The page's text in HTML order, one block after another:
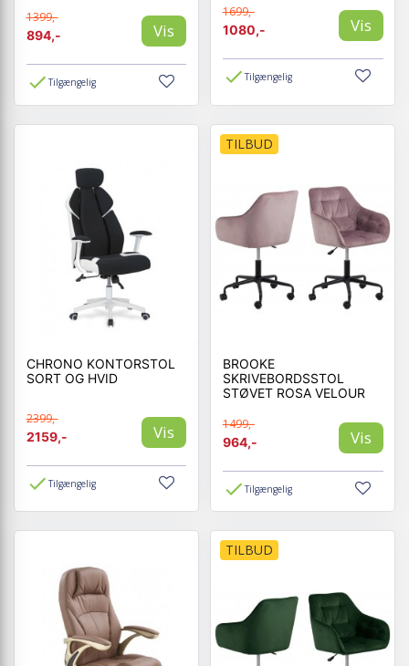
1399,-
894,-
Vis
Tilgængelig
1699,-
1080,-
Vis
Tilgængelig
CHRONO KONTORSTOL
SORT OG HVID
2399,-
2159,-
Vis
Tilgængelig
TILBUD
BROOKE
SKRIVEBORDSSTOL
STØVET ROSA VELOUR
1499,-
964,-
Vis
Tilgængelig
TILBUD